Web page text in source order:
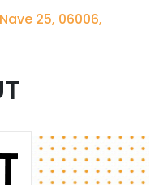
25, 06006,